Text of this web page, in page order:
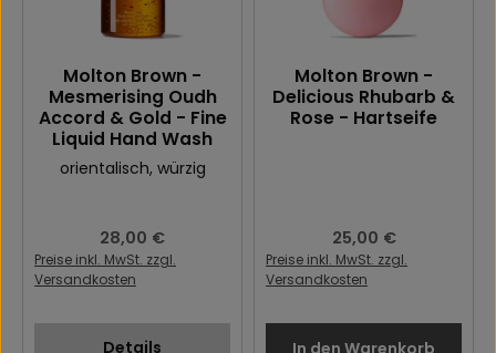
Molton Brown -
Mesmerising Oudh
Accord & Gold - Fine
Liquid Hand Wash
orientalisch, würzig
Regulärer Preis:
28,00 €
Preise inkl. MwSt. zzgl.
Versandkosten
Details
Molton Brown -
Delicious Rhubarb &
Rose - Hartseife
Regulärer Preis:
25,00 €
Preise inkl. MwSt. zzgl.
Versandkosten